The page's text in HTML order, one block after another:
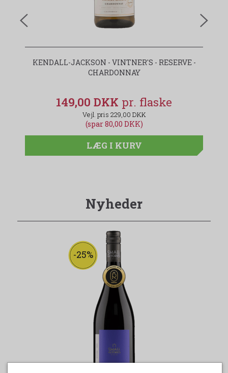
KENDALL-JACKSON - VINTNER'S - RESERVE -
CHARDONNAY
149,00 DKK
229,00 DKK
(spar 80,00 DKK)
LÆG I KURV
Nyheder
-25%